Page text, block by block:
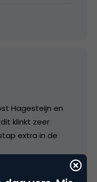
Hagesteijn en
klinkt zeer
extra in de